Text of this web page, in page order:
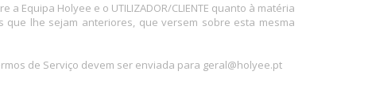
Equipa Holyee e o UTILIZADOR/CLIENTE quanto à matéria
lhe sejam anteriores, que versem sobre esta mesma
de Serviço devem ser enviada para geral@holyee.pt